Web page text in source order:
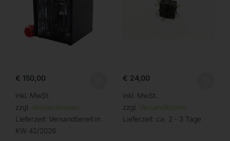
€ 150,00
inkl. MwSt.
zzgl. Versandkosten
Lieferzeit: Versandbereit in
KW 42/2026
€ 24,00
inkl. MwSt.
zzgl. Versandkosten
Lieferzeit: ca. 2 - 3 Tage